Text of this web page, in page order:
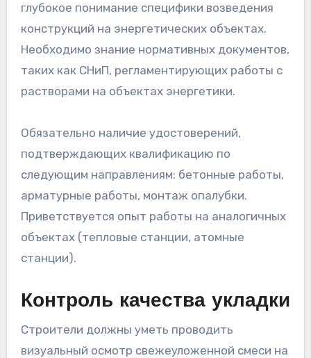
глубокое понимание специфики возведения
конструкций на энергетических объектах.
Необходимо знание нормативных документов,
таких как СНиП, регламентирующих работы с
растворами на объектах энергетики.
Обязательно наличие удостоверений,
подтверждающих квалификацию по
следующим направлениям: бетонные работы,
арматурные работы, монтаж опалубки.
Приветствуется опыт работы на аналогичных
объектах (тепловые станции, атомные
станции).
Контроль качества укладки
Строители должны уметь проводить
визуальный осмотр свежеуложенной смеси на